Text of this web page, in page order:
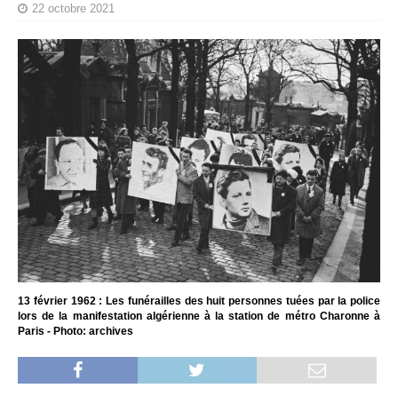
22 octobre 2021
13 février 1962 : Les funérailles des huit personnes tuées par la police
lors de la manifestation algérienne à la station de métro Charonne à
Paris - Photo: archives